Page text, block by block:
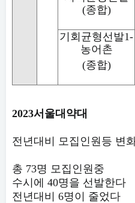
(종합)
기회균형선발1-
농어촌
(종합)
2023서울대약대
전년대비 모집인원등 변
총 73명 모집인원중
수시에 40명을 선발한다
전년대비 6명이 줄었다